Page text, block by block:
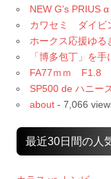
NEW G’s PRIUS α
カワセミ ダイビ
ホークス応援ゆる
「博多包丁」を手
FA77ｍｍ F1.8
SP500 de ハニー
about - 7,066
最近30日間の人